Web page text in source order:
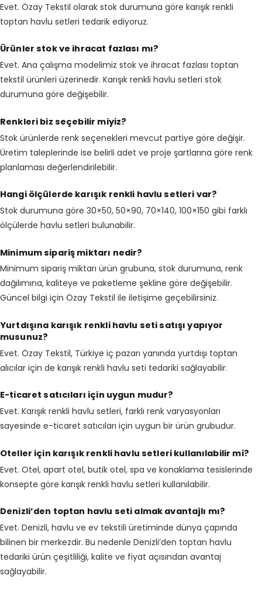
Evet. Özay Tekstil olarak stok durumuna göre karışık renkli
toptan havlu setleri tedarik ediyoruz.
Ürünler stok ve ihracat fazlası mı?
Evet. Ana çalışma modelimiz stok ve ihracat fazlası toptan
tekstil ürünleri üzerinedir. Karışık renkli havlu setleri stok
durumuna göre değişebilir.
Renkleri biz seçebilir miyiz?
Stok ürünlerde renk seçenekleri mevcut partiye göre değişir.
Üretim taleplerinde ise belirli adet ve proje şartlarına göre renk
planlaması değerlendirilebilir.
Hangi ölçülerde karışık renkli havlu setleri var?
Stok durumuna göre 30×50, 50×90, 70×140, 100×150 gibi farklı
ölçülerde havlu setleri bulunabilir.
Minimum sipariş miktarı nedir?
Minimum sipariş miktarı ürün grubuna, stok durumuna, renk
dağılımına, kaliteye ve paketleme şekline göre değişebilir.
Güncel bilgi için Özay Tekstil ile iletişime geçebilirsiniz.
Yurtdışına karışık renkli havlu seti satışı yapıyor
musunuz?
Evet. Özay Tekstil, Türkiye iç pazarı yanında yurtdışı toptan
alıcılar için de karışık renkli havlu seti tedariki sağlayabilir.
E-ticaret satıcıları için uygun mudur?
Evet. Karışık renkli havlu setleri, farklı renk varyasyonları
sayesinde e-ticaret satıcıları için uygun bir ürün grubudur.
Oteller için karışık renkli havlu setleri kullanılabilir mi?
Evet. Otel, apart otel, butik otel, spa ve konaklama tesislerinde
konsepte göre karışık renkli havlu setleri kullanılabilir.
Denizli’den toptan havlu seti almak avantajlı mı?
Evet. Denizli, havlu ve ev tekstili üretiminde dünya çapında
bilinen bir merkezdir. Bu nedenle Denizli’den toptan havlu
tedariki ürün çeşitliliği, kalite ve fiyat açısından avantaj
sağlayabilir.